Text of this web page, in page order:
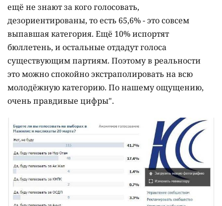
ещё не знают за кого голосовать,
дезориентированы, то есть 65,6% - это совсем
выпавшая категория. Ещё 10% испортят
бюллетень, и остальные отдадут голоса
существующим партиям. Поэтому в реальности
это можно спокойно экстраполировать на всю
молодёжную категорию. По нашему ощущению,
очень правдивые цифры".